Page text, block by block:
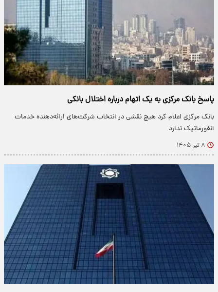
پاسخ بانک مرکزی به یک اتهام درباره اختلال بانکی
بانک مرکزی اعلام کرد هیچ نقشی در انتخاب شرکت‌های ارائه‌دهنده خدمات
انفورماتیک ندارد
۸ تیر ۱۴۰۵